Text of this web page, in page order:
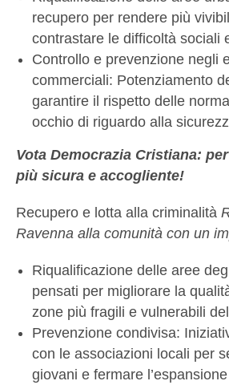
recupero per rendere più
contrastare le difficoltà sociali
Controllo e prevenzione negli
commerciali: Potenziamento
garantire il rispetto delle
occhio di riguardo alla
Vota Democrazia Cristiana:
più sicura e accogliente!
Recupero e lotta alla criminalità
Ravenna alla comunità con un
Riqualificazione delle aree
pensati per migliorare la
zone più fragili e vulnerabili
Prevenzione condivisa:
con le associazioni locali per
giovani e fermare